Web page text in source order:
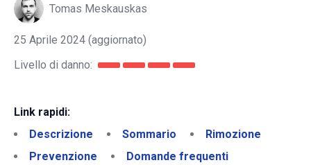
Tomas Meskauskas
25 Aprile 2024 (aggiornato)
Livello di danno:
Link rapidi:
Descrizione
Sommario
Rimozione
Prevenzione
Domande frequenti